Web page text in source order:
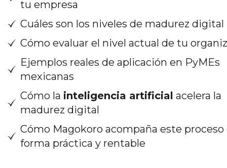
tu empresa
Cuáles son los niveles de madurez digital
Cómo evaluar el nivel actual de tu
Ejemplos reales de aplicación en PyMEs
mexicanas
Cómo la inteligencia artificial acelera la
madurez digital
Cómo Magokoro acompaña este proceso
forma práctica y rentable